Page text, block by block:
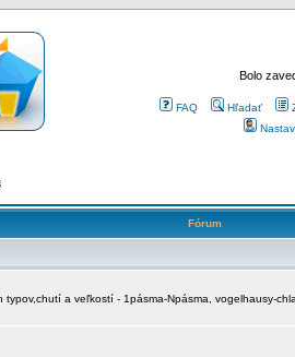
Bolo
FAQ Hľadať
Fórum
typov,chutí a veľkostí - 1pásma-Npásma, vogelhausy-